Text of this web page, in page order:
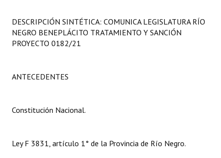
Programas
Constitución Nacional
Carta Orgánica 2007
DESCRIPCIÓN SINTÉTICA: COMUNICA LEGISLATURA RÍO
NEGRO BENEPLÁCITO TRATAMIENTO Y SANCIÓN
PROYECTO 0182/21
ANTECEDENTES
Constitución Nacional.
Ley F 3831, artículo 1° de la Provincia de Río Negro.